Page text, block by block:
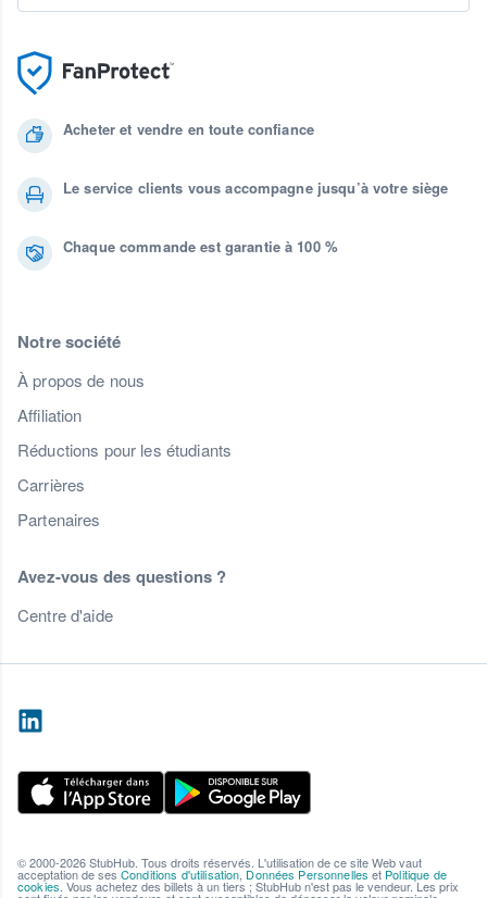
Acheter et vendre en toute confiance
Le service clients vous accompagne jusqu’à votre siège
Chaque commande est garantie à 100 %
Notre société
À propos de nous
Affiliation
Réductions pour les étudiants
Carrières
Partenaires
Avez-vous des questions ?
Centre d'aide
© 2000-2026 StubHub. Tous droits réservés. L'utilisation de ce site Web vaut
acceptation de ses Conditions d'utilisation Données Personnelles et Politique de
cookies . Vous achetez des billets à un tiers ; StubHub n'est pas le vendeur. Les prix